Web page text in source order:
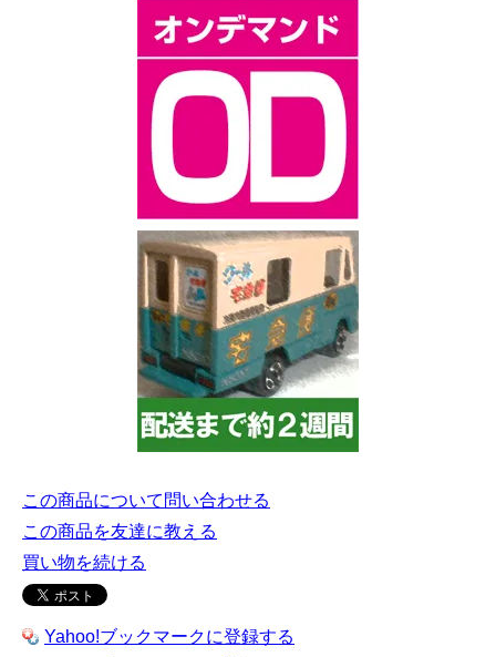
この商品について問い合わせる
この商品を友達に教える
買い物を続ける
Yahoo!ブックマークに登録する